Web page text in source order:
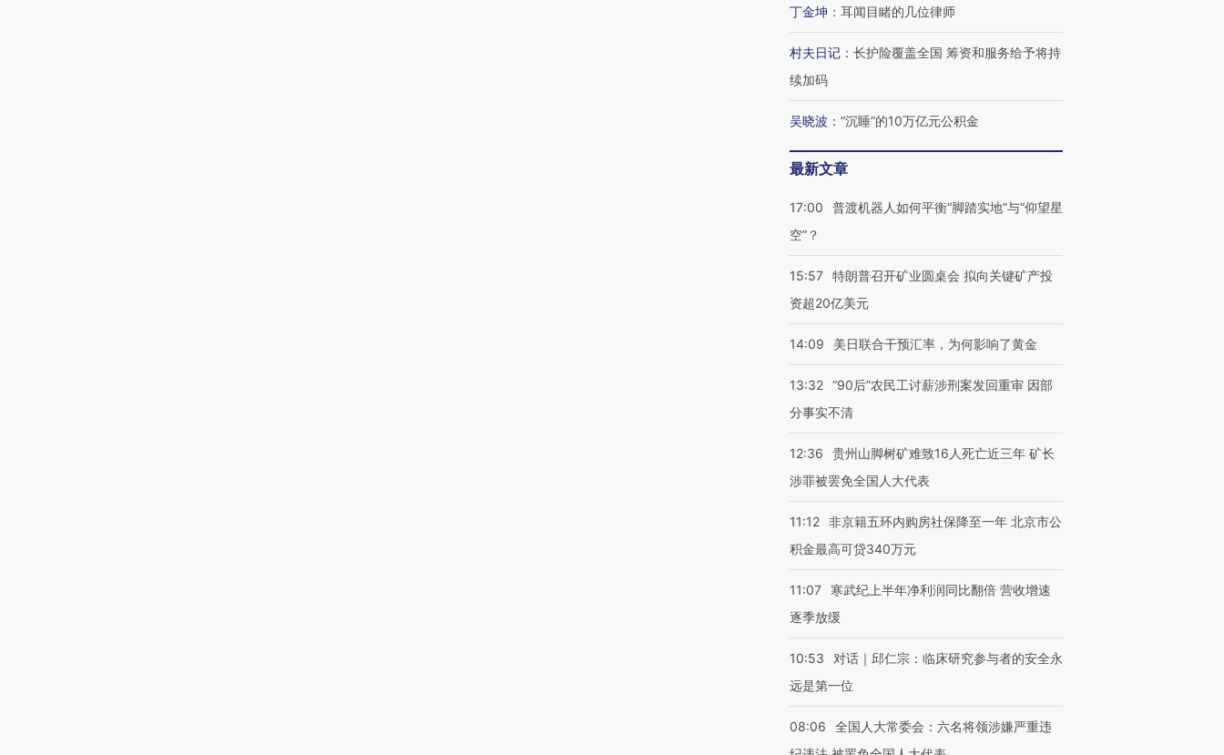
丁金坤 ： 耳闻目睹的几位律师
村夫日记 ： 长护险覆盖全国 筹资和服务给予将持
续加码
吴晓波 ： “沉睡”的10万亿元公积金
最新文章
17:00
普渡机器人如何平衡“脚踏实地”与“仰望星
空”？
15:57 特朗普召开矿业圆桌会 拟向关键矿产投
资超20亿美元
14:09 美日联合干预汇率，为何影响了黄金
13:32 “90后”农民工讨薪涉刑案发回重审 因部
分事实不清
12:36
贵州山脚树矿难致16人死亡近三年 矿长
涉罪被罢免全国人大代表
11:12 非京籍五环内购房社保降至一年 北京市公
积金最高可贷340万元
11:07
寒武纪上半年净利润同比翻倍 营收增速
逐季放缓
10:53
对话｜邱仁宗：临床研究参与者的安全永
远是第一位
08:06
全国人大常委会：六名将领涉嫌严重违